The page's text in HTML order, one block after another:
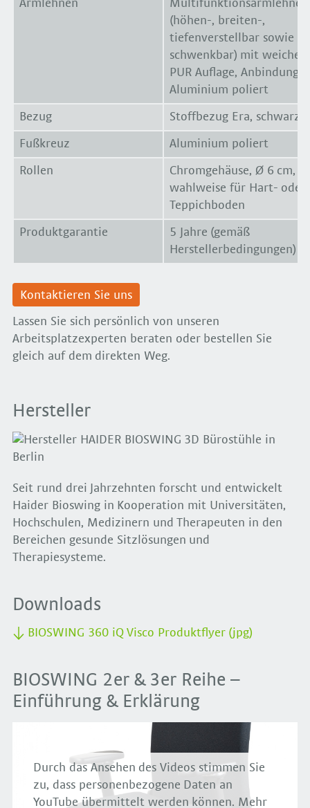
Armlehnen
Multifunktionsarmlehnen
(höhen-, breiten-,
tiefenverstellbar sowie
schwenkbar) mit weicher
PUR Auflage, Anbindung
Aluminium poliert
Bezug Stoffbezug Era, schwarz
Fußkreuz Aluminium poliert
Rollen
Chromgehäuse, Ø 6 cm,
wahlweise für Hart- oder
Teppichboden
Produktgarantie
5 Jahre (gemäß
Herstellerbedingungen)
Kontaktieren Sie uns
Lassen Sie sich persönlich von unseren
Arbeitsplatzexperten beraten oder bestellen Sie
gleich auf dem direkten Weg.
Hersteller
Seit rund drei Jahrzehnten forscht und entwickelt
Haider Bioswing in Kooperation mit Universitäten,
Hochschulen, Medizinern und Therapeuten in den
Bereichen gesunde Sitzlösungen und
Therapiesysteme.
Downloads
BIOSWING 360 iQ Visco Produktflyer (jpg)
BIOSWING 2er & 3er Reihe –
Einführung & Erklärung
Durch das Ansehen des Videos stimmen Sie
zu, dass personenbezogene Daten an
YouTube übermittelt werden können. Mehr